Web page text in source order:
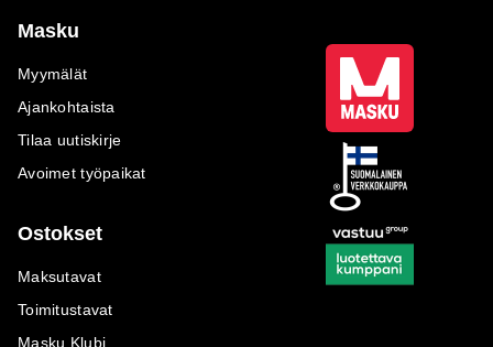
Masku
Myymälät
Ajankohtaista
Tilaa uutiskirje
Avoimet työpaikat
Ostokset
Maksutavat
Toimitustavat
Masku Klubi